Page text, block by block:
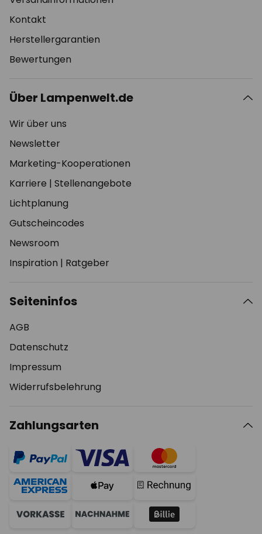
Kontakt
Herstellergarantien
Bewertungen
Über Lampenwelt.de
Wir über uns
Newsletter
Marketing-Kooperationen
Karriere | Stellenangebote
Lichtplanung
Gutscheincodes
Newsroom
Inspiration | Ratgeber
Seiteninfos
AGB
Datenschutz
Impressum
Widerrufsbelehrung
Zahlungsarten